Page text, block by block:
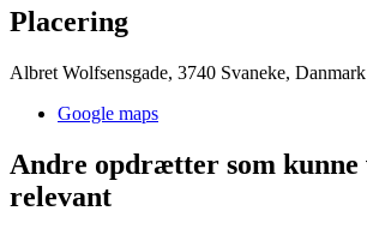
Placering
Albret Wolfsensgade, 3740 Svaneke, Danmark
Google maps
Andre opdrætter som
relevant